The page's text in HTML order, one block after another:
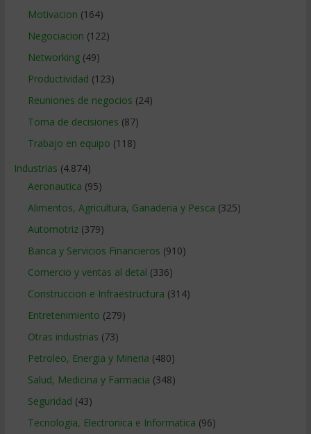
Motivacion (164)
Negociacion (122)
Networking(49)
Productividad (123)
Reuniones de negocios (24)
Toma de decisiones (87)
Trabajo en equipo (118)
Industrias (4.874)
Aeronautica (95)
Alimentos, Agricultura, Ganaderia y Pesca (325)
Automotriz(379)
Banca y Servicios Financieros (910)
Comercio y ventas al detal (336)
Construccion e Infraestructura (314)
Entretenimiento (279)
Otras industrias (73)
Petroleo, Energia y Mineria (480)
Salud, Medicina y Farmacia (348)
Seguridad (43)
Tecnologia, Electronica e Informatica (96)